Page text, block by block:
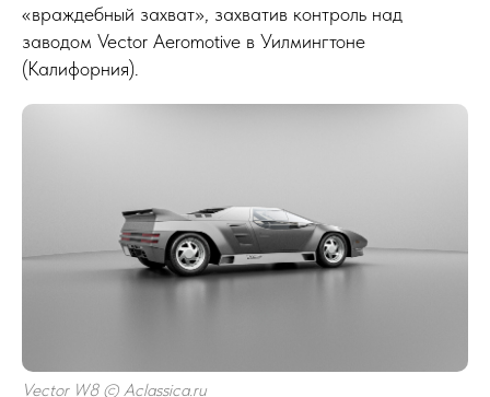
«враждебный захват», захватив контроль над
заводом Vector Aeromotive в Уилмингтоне
(Калифорния).
Vector W8 © Aclassica.ru